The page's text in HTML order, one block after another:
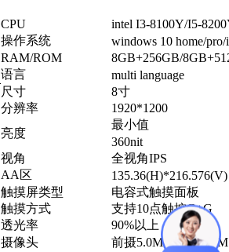
CPU
intel I3-8100Y/I5-
操作系统
windows 10 home/pro/
RAM/ROM
8GB+256GB/
语言
multi language
尺寸
8寸
分辨率
1920*1200
亮度
最小值
360nit
视角
全视角IPS
AA区
135.36(H)*216.576(V)
触摸屏类型
电容式触摸面板
触摸方式
支持10点触控G+G
透光率
90%以上
摄像头
前摄5.0M+后摄13.0M